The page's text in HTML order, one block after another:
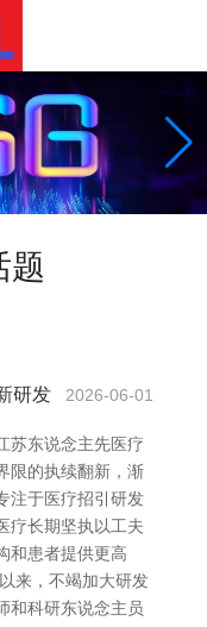
题
研发 2026-06-01
苏东说念主先医疗
限的执续翻新，渐
注于医疗招引研发
疗长期坚执以工夫
和患者提供更高
来，不竭加大研发
和科研东说念主员